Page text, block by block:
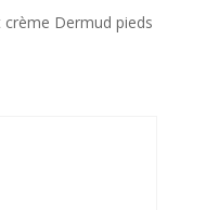
Dermud pieds